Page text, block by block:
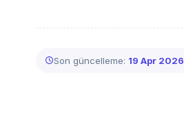
Son güncelleme: 19 Apr 2026